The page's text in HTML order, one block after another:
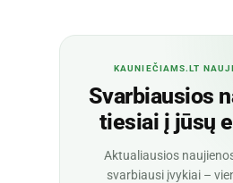
KAUNIEČIAMS.LT
Svarbiausios
tiesiai į jūsų
Aktualiausios
svarbiausi įvykiai –